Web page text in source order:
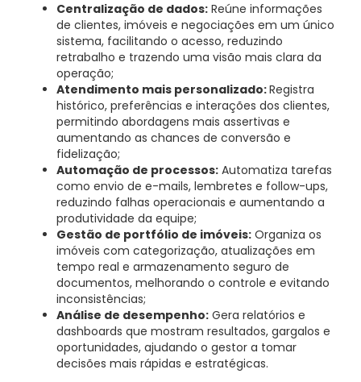
Centralização de dados: Reúne informações
de clientes, imóveis e negociações em um único
sistema, facilitando o acesso, reduzindo
retrabalho e trazendo uma visão mais clara da
operação;
Atendimento mais personalizado:Registra
histórico, preferências e interações dos clientes,
permitindo abordagens mais assertivas e
aumentando as chances de conversão e
fidelização;
Automação de processos: Automatiza tarefas
como envio de e-mails, lembretes e follow-ups,
reduzindo falhas operacionais e aumentando a
produtividade da equipe;
Gestão de portfólio de imóveis: Organiza os
imóveis com categorização, atualizações em
tempo real e armazenamento seguro de
documentos, melhorando o controle e evitando
inconsistências;
Análise de desempenho: Gera relatórios e
dashboards que mostram resultados, gargalos e
oportunidades, ajudando o gestor a tomar
decisões mais rápidas e estratégicas.